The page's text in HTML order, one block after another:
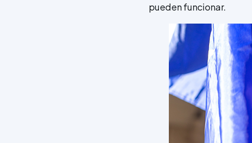
pueden funcionar.